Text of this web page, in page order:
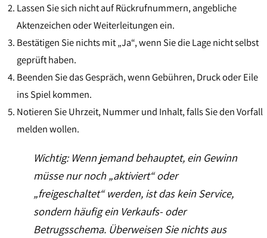
Lassen Sie sich nicht auf Rückrufnummern, angebliche
Aktenzeichen oder Weiterleitungen ein.
Bestätigen Sie nichts mit „Ja“, wenn Sie die Lage nicht selbst
geprüft haben.
Beenden Sie das Gespräch, wenn Gebühren, Druck oder Eile
ins Spiel kommen.
Notieren Sie Uhrzeit, Nummer und Inhalt, falls Sie den Vorfall
melden wollen.
Wichtig: Wenn jemand behauptet, ein Gewinn
müsse nur noch „aktiviert“ oder
„freigeschaltet“ werden, ist das kein Service,
sondern häufig ein Verkaufs- oder
Betrugsschema. Überweisen Sie nichts aus